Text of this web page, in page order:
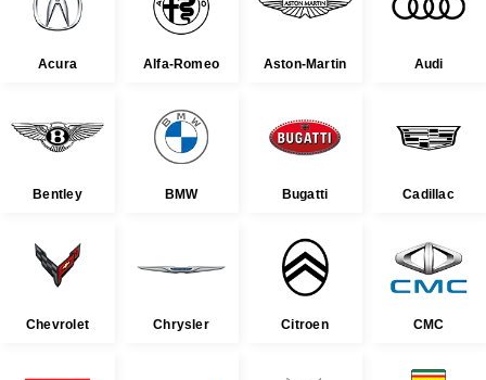
Acura Alfa-Romeo Aston-Martin Audi
Bentley BMW Bugatti Cadillac
Chevrolet Chrysler Citroen CMC